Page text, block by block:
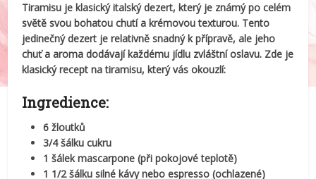
Tiramisu je klasický italský dezert, který je známý po celém
světě svou bohatou chutí a krémovou texturou. Tento
jedinečný dezert je relativně snadný k přípravě, ale jeho
chuť a aroma dodávají každému jídlu zvláštní oslavu. Zde je
klasický recept na tiramisu, který vás okouzlí:
Ingredience:
6 žloutků
3/4 šálku cukru
1 šálek mascarpone (při pokojové teplotě)
1 1/2 šálku silné kávy nebo espresso (ochlazené)